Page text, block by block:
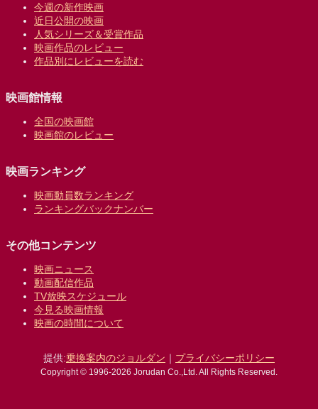
今週の新作映画
近日公開の映画
人気シリーズ＆受賞作品
映画作品のレビュー
作品別にレビューを読む
映画館情報
全国の映画館
映画館のレビュー
映画ランキング
映画動員数ランキング
ランキングバックナンバー
その他コンテンツ
映画ニュース
動画配信作品
TV放映スケジュール
今見る映画情報
映画の時間について
提供:乗換案内のジョルダン ｜ プライバシーポリシー
Copyright © 1996-2026 Jorudan Co.,Ltd. All Rights Reserved.